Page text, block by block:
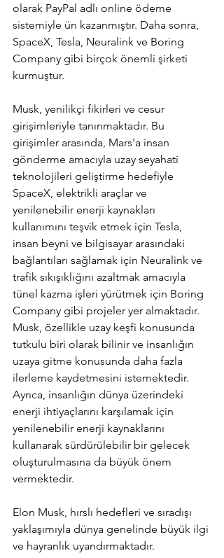
olarak PayPal adlı online ödeme
sistemiyle ün kazanmıştır. Daha sonra,
SpaceX, Tesla, Neuralink ve Boring
Company gibi birçok önemli şirketi
kurmuştur.
Musk, yenilikçi fikirleri ve cesur
girişimleriyle tanınmaktadır. Bu
girişimler arasında, Mars'a insan
gönderme amacıyla uzay seyahati
teknolojileri geliştirme hedefiyle
SpaceX, elektrikli araçlar ve
yenilenebilir enerji kaynakları
kullanımını teşvik etmek için Tesla,
insan beyni ve bilgisayar arasındaki
bağlantıları sağlamak için Neuralink ve
trafik sıkışıklığını azaltmak amacıyla
tünel kazma işleri yürütmek için Boring
Company gibi projeler yer almaktadır.
Musk, özellikle uzay keşfi konusunda
tutkulu biri olarak bilinir ve insanlığın
uzaya gitme konusunda daha fazla
ilerleme kaydetmesini istemektedir.
Ayrıca, insanlığın dünya üzerindeki
enerji ihtiyaçlarını karşılamak için
yenilenebilir enerji kaynaklarını
kullanarak sürdürülebilir bir gelecek
oluşturulmasına da büyük önem
vermektedir.
Elon Musk, hırslı hedefleri ve sıradışı
yaklaşımıyla dünya genelinde büyük ilgi
ve hayranlık uyandırmaktadır.